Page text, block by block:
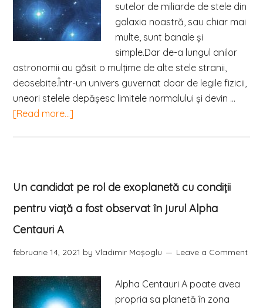
sutelor de miliarde de stele din
galaxia noastră, sau chiar mai
multe, sunt banale şi
simple.Dar de-a lungul anilor
astronomii au găsit o mulţime de alte stele stranii,
deosebite.Într-un univers guvernat doar de legile fizicii,
uneori stelele depășesc limitele normalului şi devin …
[Read more...]
Un candidat pe rol de exoplanetă cu condiții
pentru viață a fost observat în jurul Alpha
Centauri A
februarie 14, 2021 byVladimir Moşoglu Leave a Comment
Alpha Centauri A poate avea
propria sa planetă în zona